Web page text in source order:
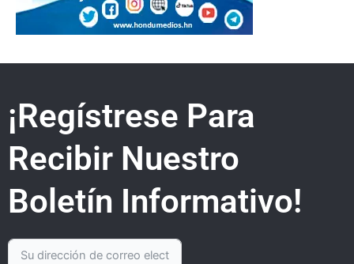
¡Regístrese Para
Recibir Nuestro
Boletín Informativo!